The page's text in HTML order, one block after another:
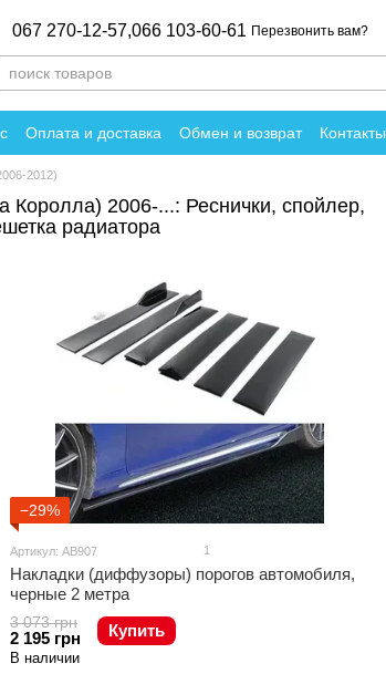
067 270-12-57,066 103-60-61 Перезвонить вам?
Оплата и доставка Обмен и возврат Контакты
Отзывы о магазине
2012)
Королла) 2006-...: Реснички, спойлер,
радиатора
−29%
Артикул: AB907 1
Накладки (диффузоры) порогов автомобиля,
черные 2 метра
3 073 грн
2 195 грн Купить
В наличии